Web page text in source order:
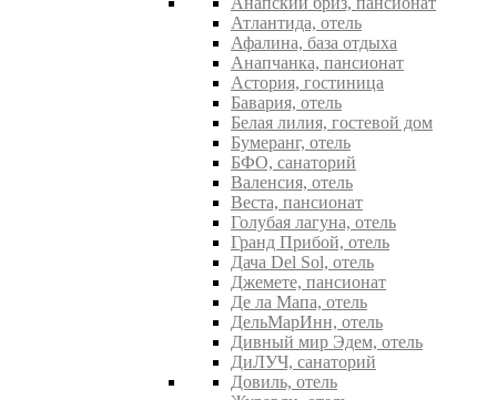
Атлантида, отель
Афалина, база отдыха
Анапчанка, пансионат
Астория, гостиница
Бавария, отель
Белая лилия, гостевой дом
Бумеранг, отель
БФО, санаторий
Валенсия, отель
Веста, пансионат
Голубая лагуна, отель
Гранд Прибой, отель
Дача Del Sol, отель
Джемете, пансионат
Де ла Мапа, отель
ДельМарИнн, отель
Дивный мир Эдем, отель
ДиЛУЧ, санаторий
Довиль, отель